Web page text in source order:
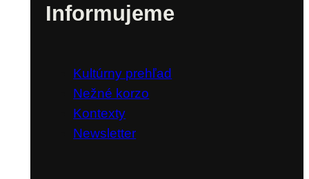
Informujeme
Kultúrny prehľad
Nežné korzo
Kontexty
Newsletter